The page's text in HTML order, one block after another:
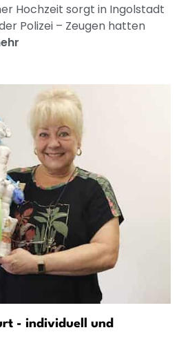
Hochzeit sorgt in Ingolstadt
Polizei – Zeugen hatten
- individuell und